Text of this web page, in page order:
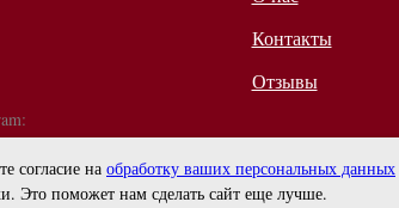
согласие на обработку ваших персональных данных
Это поможет нам сделать сайт еще лучше.
18:00
Контакты
Отзывы